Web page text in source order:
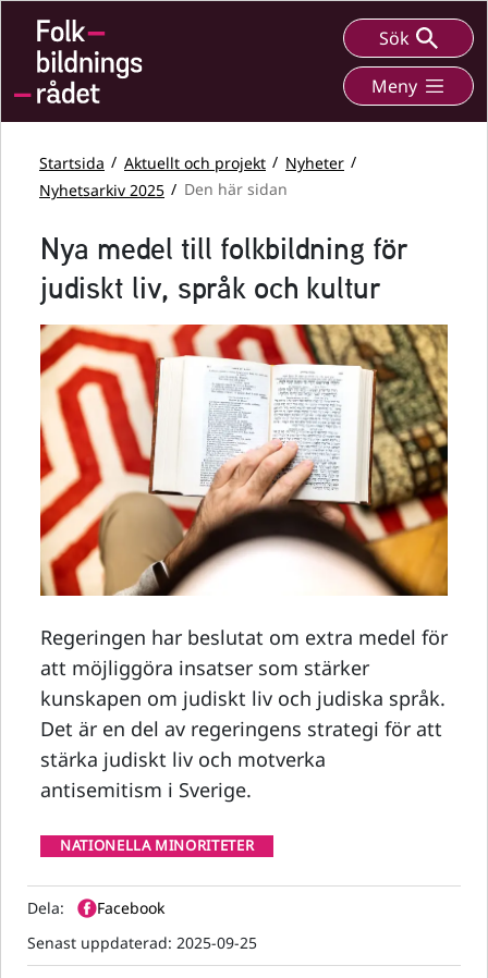
Sök
Meny
Startsida Aktuellt och projekt
Nyheter
Nyhetsarkiv 2025
Den här sidan
Nya medel till folkbildning för
judiskt liv, språk och kultur
Regeringen har beslutat om extra medel för
att möjliggöra insatser som stärker
kunskapen om judiskt liv och judiska språk.
Det är en del av regeringens strategi för att
stärka judiskt liv och motverka
antisemitism i Sverige.
NATIONELLA MINORITETER
Dela:
Facebook
Senast uppdaterad: 2025-09-25